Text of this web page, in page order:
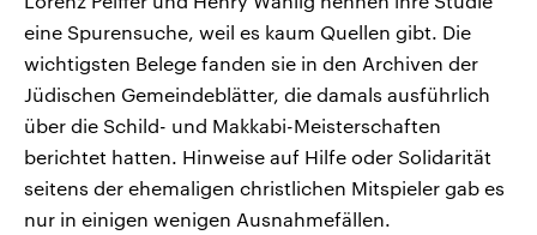
eine Spurensuche, weil es kaum Quellen gibt. Die
wichtigsten Belege fanden sie in den Archiven der
Jüdischen Gemeindeblätter, die damals ausführlich
über die Schild- und Makkabi-Meisterschaften
berichtet hatten. Hinweise auf Hilfe oder Solidarität
seitens der ehemaligen christlichen Mitspieler gab es
nur in einigen wenigen Ausnahmefällen.